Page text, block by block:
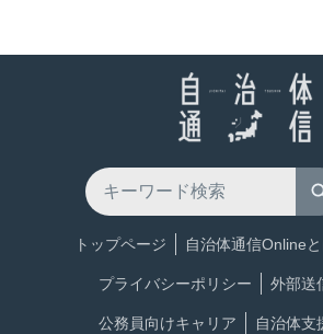
トップページ 自治体通信Online
プライバシーポリシー 外部送
公務員向けキャリア 自治体支